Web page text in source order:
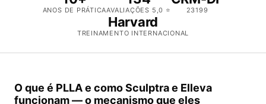
ANOS DE PRÁTICAAVALIAÇÕES 5,0 ⭐ 23199
Harvard
TREINAMENTO INTERNACIONAL
O que é PLLA e como Sculptra e Elleva
funcionam — o mecanismo que eles